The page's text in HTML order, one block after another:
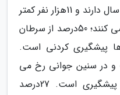
سرطان فوت می کنند، کمتر از 70 سال دارند و 11هزار نفر کمتر
از 50 سال به دلیل سرطان فوت می کنند؛ 50درصد از سرطان
پیشگیری کردنی است.
در سنین جوانی رخ می
دهد که این سرطان نیز قابل پیشگیری است. 27درصد